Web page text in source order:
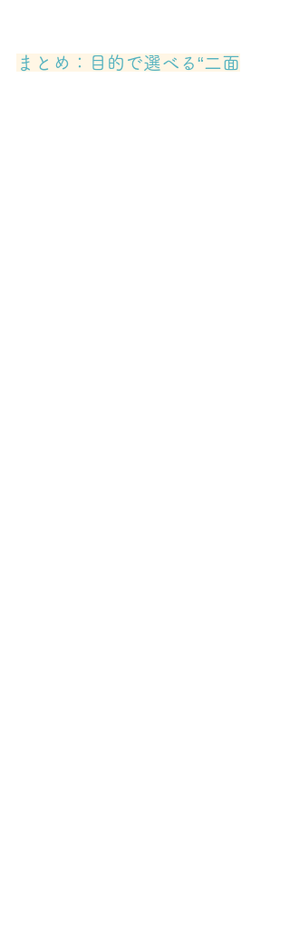
まとめ：目的で選べる“二面